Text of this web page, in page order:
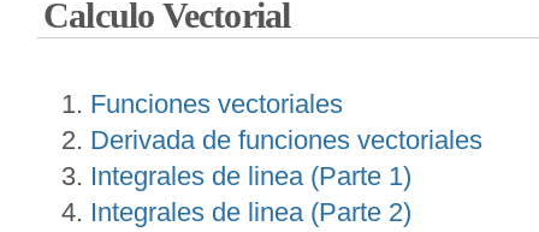
Calculo Vectorial
Funciones vectoriales
Derivada de funciones vectoriales
Integrales de linea (Parte 1)
Integrales de linea (Parte 2)